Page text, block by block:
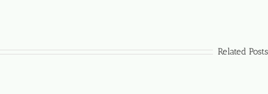
Related Posts